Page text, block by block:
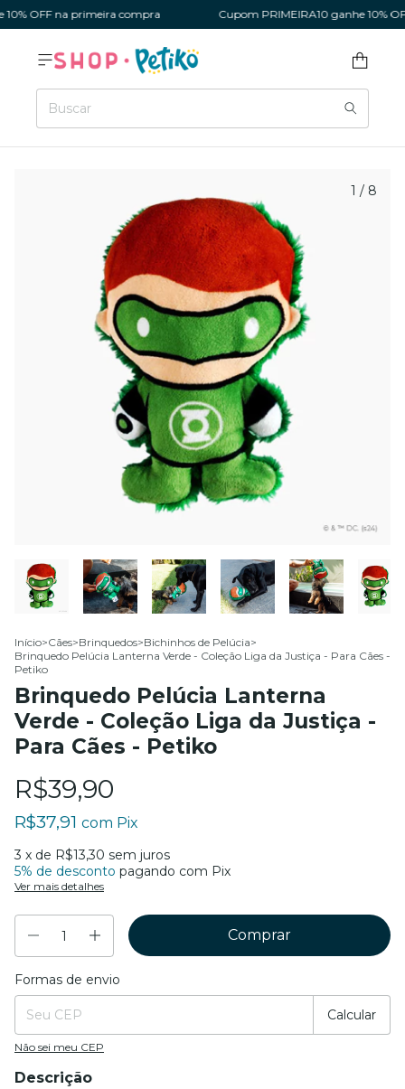
OFF na primeira compra Cupom PRIMEIRA10 ganhe 10%
1 / 8
Início>Cães>Brinquedos>Bichinhos de Pelúcia>
Brinquedo Pelúcia Lanterna Verde - Coleção Liga da Justiça - Para Cães -
Petiko
Brinquedo Pelúcia Lanterna
Verde - Coleção Liga da Justiça -
Para Cães - Petiko
R$39,90
R$37,91 com Pix
3 x de R$13,30 sem juros
5% de desconto pagando com Pix
Ver mais detalhes
Entregas para o CEP:
Formas de envio
Calcular
Não sei meu CEP
Descrição